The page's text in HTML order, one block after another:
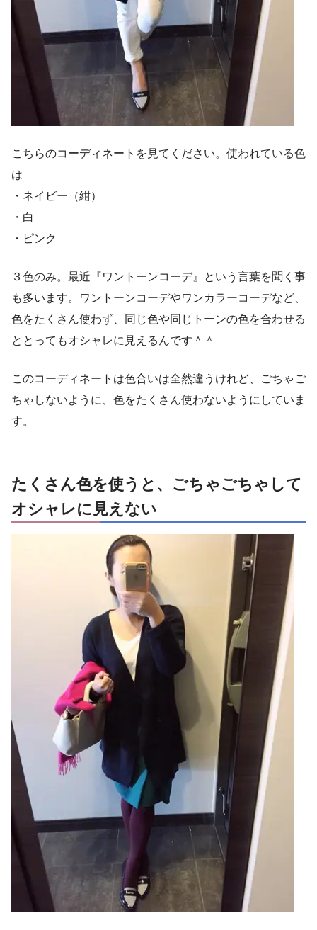
こちらのコーディネートを見てください。使われている色
は
・ネイビー（紺）
・白
・ピンク
３色のみ。最近『ワントーンコーデ』という言葉を聞く事
も多います。ワントーンコーデやワンカラーコーデなど、
色をたくさん使わず、同じ色や同じトーンの色を合わせる
ととってもオシャレに見えるんです＾＾
このコーディネートは色合いは全然違うけれど、ごちゃご
ちゃしないように、色をたくさん使わないようにしていま
す。
たくさん色を使うと、ごちゃごちゃして
オシャレに見えない